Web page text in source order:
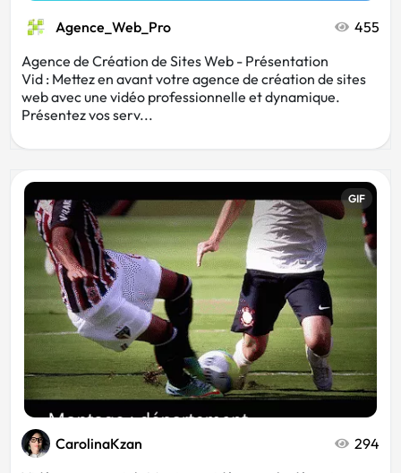
Agence_Web_Pro
455
Agence de Création de Sites Web - Présentation
Vid : Mettez en avant votre agence de création de sites
web avec une vidéo professionnelle et dynamique.
Présentez vos serv...
GIF
CarolinaKzan
294